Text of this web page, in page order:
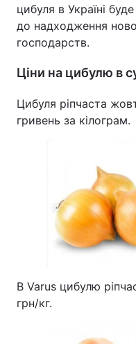
цибуля в Україні
до надходження
господарств.
Ціни на цибулю в
Цибуля ріпчаста
гривень за кілограм.
В Varus цибулю
грн/кг.